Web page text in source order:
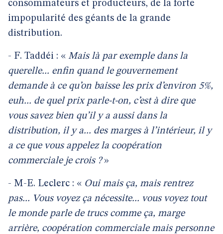
consommateurs et producteurs, de la forte
impopularité des géants de la grande
distribution.
- F. Taddéi : « Mais là par exemple dans la
querelle... enfin quand le gouvernement
demande à ce qu’on baisse les prix d’environ 5%,
euh... de quel prix parle-t-on, c’est à dire que
vous savez bien qu’il y a aussi dans la
distribution, il y a... des marges à l’intérieur, il y
a ce que vous appelez la coopération
commerciale je crois ?»
- M-E. Leclerc : « Oui mais ça, mais rentrez
pas... Vous voyez ça nécessite... vous voyez tout
le monde parle de trucs comme ça, marge
arrière, coopération commerciale mais personne